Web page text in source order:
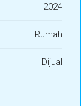
2024
Rumah
Dijual